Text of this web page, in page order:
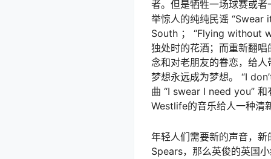
者。但是牺牲一场球赛或
举惊人的纯纯民谣 “Swear
South ； “Flying without
独处时的花酒；而重新翻
念和对老朋友的眷恋，给
梦想永远成为梦想。 “I
曲 “I swear I need you”
Westlife的音乐给人一种清
年轻人们需要新的声音，
Spears，那么英俊的英国